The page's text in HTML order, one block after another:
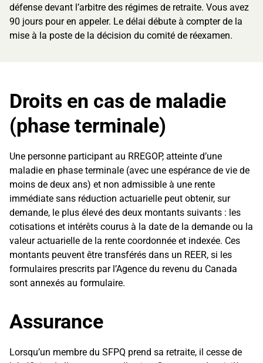
défense devant l’arbitre des régimes de retraite. Vous avez
90 jours pour en appeler. Le délai débute à compter de la
mise à la poste de la décision du comité de réexamen.
Droits en cas de maladie
(phase terminale)
Une personne participant au RREGOP, atteinte d’une
maladie en phase terminale (avec une espérance de vie de
moins de deux ans) et non admissible à une rente
immédiate sans réduction actuarielle peut obtenir, sur
demande, le plus élevé des deux montants suivants : les
cotisations et intérêts courus à la date de la demande ou la
valeur actuarielle de la rente coordonnée et indexée. Ces
montants peuvent être transférés dans un REER, si les
formulaires prescrits par l’Agence du revenu du Canada
sont annexés au formulaire.
Assurance
Lorsqu’un membre du SFPQ prend sa retraite, il cesse de